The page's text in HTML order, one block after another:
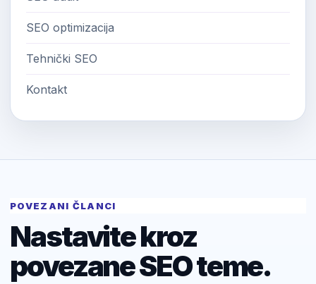
SEO optimizacija
Tehnički SEO
Kontakt
POVEZANI ČLANCI
Nastavite kroz
povezane SEO teme.